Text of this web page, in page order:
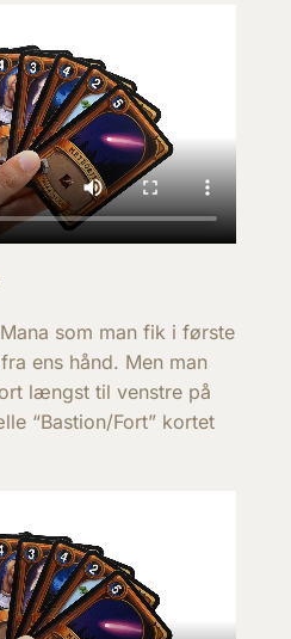
som man fik i første
ens hånd. Men man
længst til venstre på
“Bastion/Fort” kortet